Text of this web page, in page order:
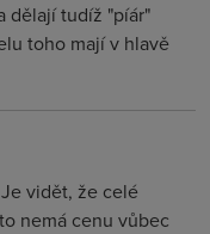
dělají tudíž "píár"
toho mají v hlavě
vidět, že celé
nemá cenu vůbec